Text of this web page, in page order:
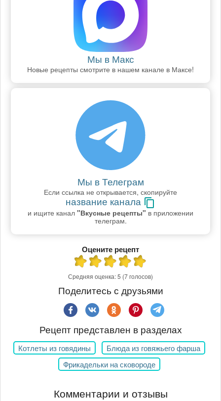
Мы в Макс
Новые рецепты смотрите в нашем канале в Максе!
Мы в Телеграм
Если ссылка не открывается, скопируйте
название канала
и ищите канал "Вкусные рецепты" в приложении
телеграм.
Оцените рецепт
Средняя оценка:5 (7 голосов)
Поделитесь с друзьями
Рецепт представлен в разделах
Котлеты из говядины
Блюда из говяжьего фарша
Фрикадельки на сковороде
Комментарии и отзывы